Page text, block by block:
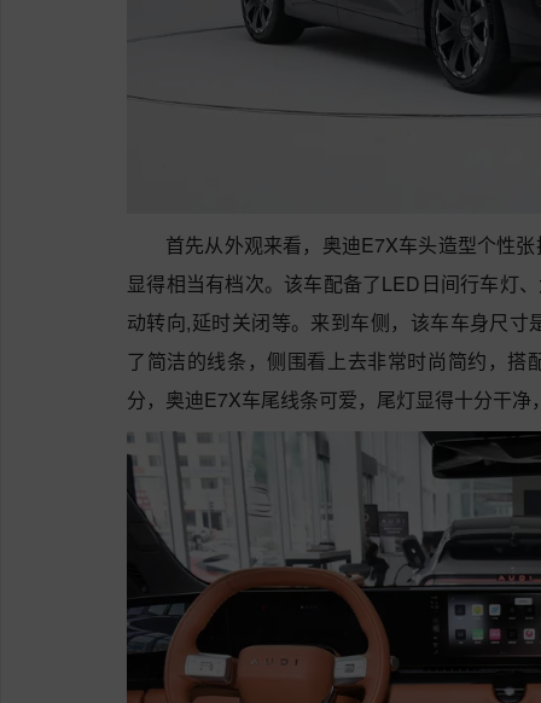
首先从外观来看，奥迪E7X车头造型个性
显得相当有档次。该车配备了LED日间行车灯
动转向,延时关闭等。来到车侧，该车车身尺寸
了简洁的线条，侧围看上去非常时尚简约，
分，奥迪E7X车尾线条可爱，尾灯显得十分干净